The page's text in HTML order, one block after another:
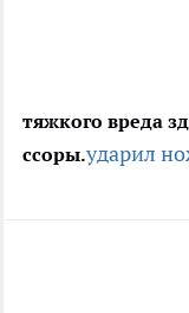
тяжкого вреда
ссоры.ударил